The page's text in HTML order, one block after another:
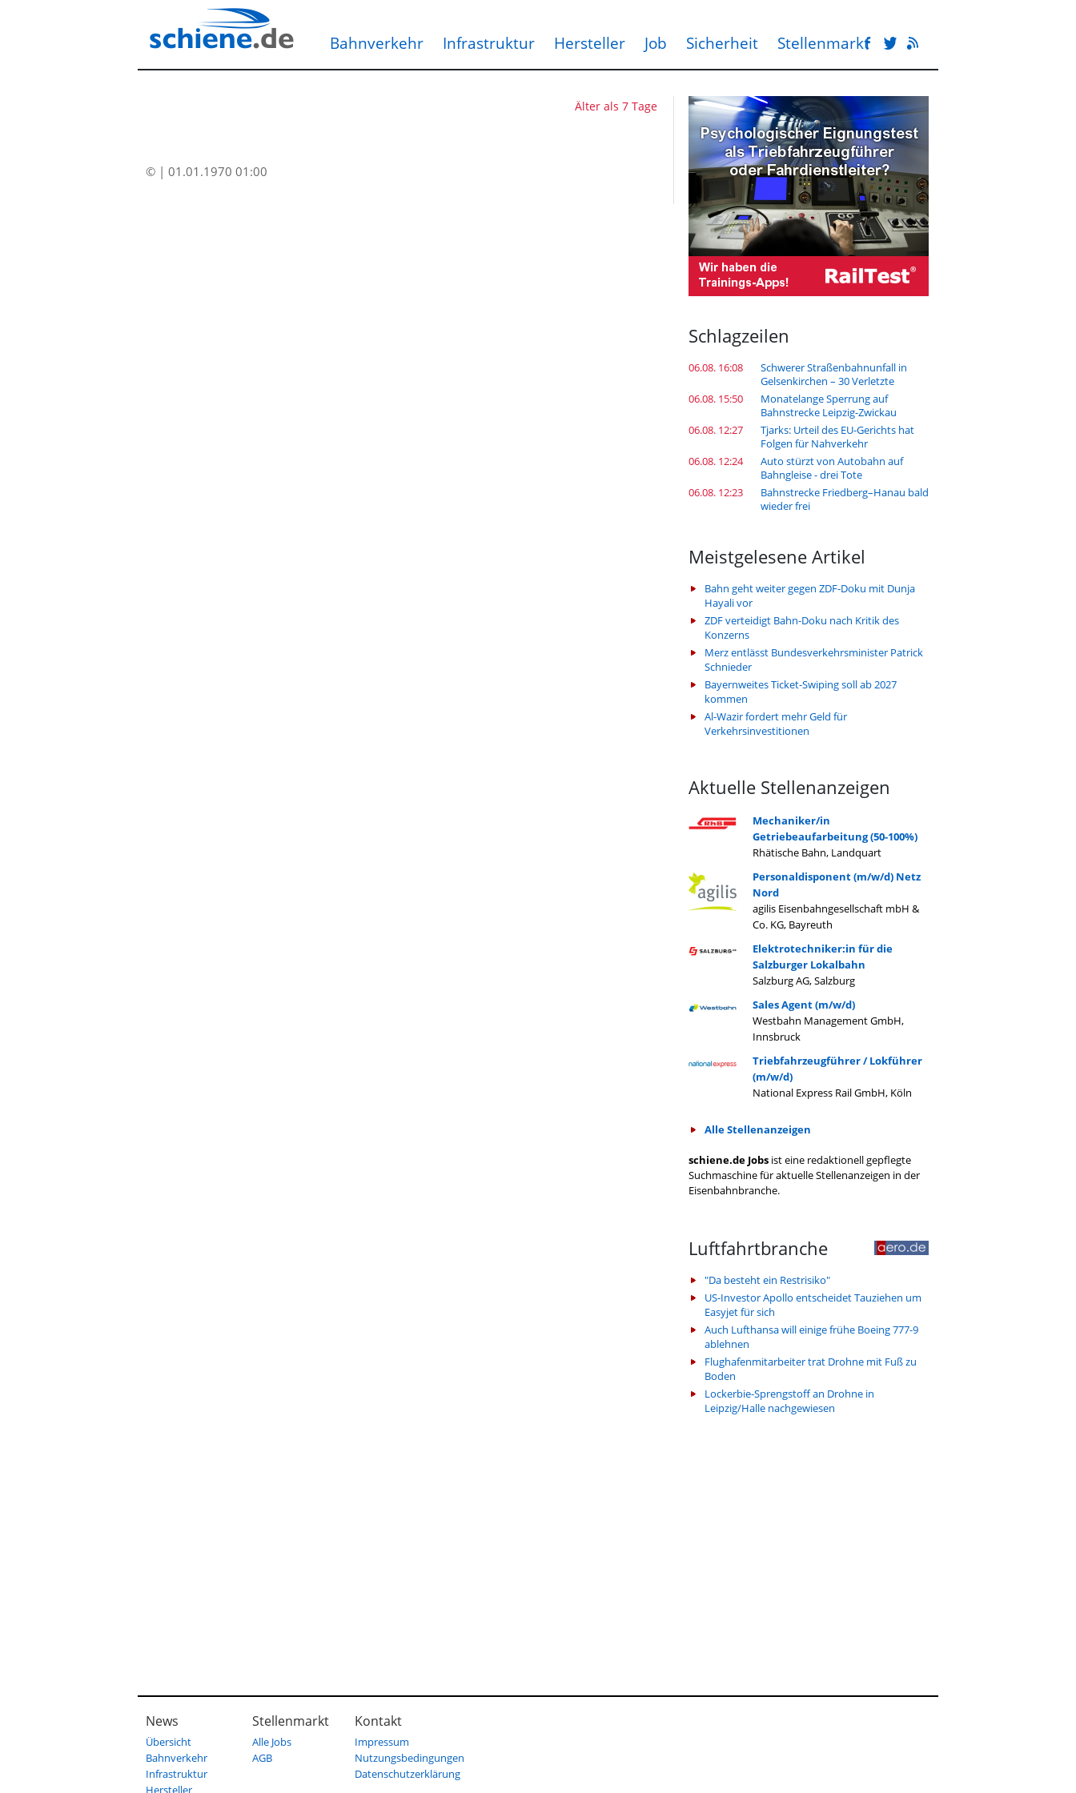
Bahnverkehr Infrastruktur Hersteller Job Sicherheit Stellenmarkt
Älter als 7 Tage
© | 01.01.1970 01:00
Schlagzeilen
06.08. 16:08
Schwerer Straßenbahnunfall in
Gelsenkirchen – 30 Verletzte
06.08. 15:50
Monatelange Sperrung auf
Bahnstrecke Leipzig-Zwickau
06.08. 12:27
Tjarks: Urteil des EU-Gerichts hat
Folgen für Nahverkehr
06.08. 12:24
Auto stürzt von Autobahn auf
Bahngleise - drei Tote
06.08. 12:23
Bahnstrecke Friedberg–Hanau bald
wieder frei
Meistgelesene Artikel
Bahn geht weiter gegen ZDF-Doku mit Dunja
Hayali vor
ZDF verteidigt Bahn-Doku nach Kritik des
Konzerns
Merz entlässt Bundesverkehrsminister Patrick
Schnieder
Bayernweites Ticket-Swiping soll ab 2027
kommen
Al-Wazir fordert mehr Geld für
Verkehrsinvestitionen
Aktuelle Stellenanzeigen
Mechaniker/in
Getriebeaufarbeitung (50-100%)
Rhätische Bahn, Landquart
Personaldisponent (m/w/d) Netz
Nord
agilis Eisenbahngesellschaft mbH &
Co. KG, Bayreuth
Elektrotechniker:in für die
Salzburger Lokalbahn
Salzburg AG, Salzburg
Sales Agent (m/w/d)
Westbahn Management GmbH,
Innsbruck
Triebfahrzeugführer / Lokführer
(m/w/d)
National Express Rail GmbH, Köln
Alle Stellenanzeigen
schiene.de Jobs ist eine redaktionell gepflegte
Suchmaschine für aktuelle Stellenanzeigen in der
Eisenbahnbranche.
Luftfahrtbranche
"Da besteht ein Restrisiko"
US-Investor Apollo entscheidet Tauziehen um
Easyjet für sich
Auch Lufthansa will einige frühe Boeing 777-9
ablehnen
Flughafenmitarbeiter trat Drohne mit Fuß zu
Boden
Lockerbie-Sprengstoff an Drohne in
Leipzig/Halle nachgewiesen
News
Übersicht
Bahnverkehr
Infrastruktur
Hersteller
Stellenmarkt
Alle Jobs
AGB
Kontakt
Impressum
Nutzungsbedingungen
Datenschutzerklärung